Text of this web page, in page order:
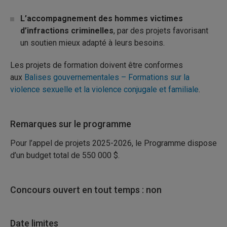
L’accompagnement des hommes victimes
d’infractions criminelles, par des projets favorisant
un soutien mieux adapté à leurs besoins.
Les projets de formation doivent être conformes
aux Balises gouvernementales – Formations sur la
violence sexuelle et la violence conjugale et familiale.
Remarques sur le programme
Pour l’appel de projets 2025-2026, le Programme dispose
d’un budget total de 550 000 $.
Concours ouvert en tout temps : non
Date limites